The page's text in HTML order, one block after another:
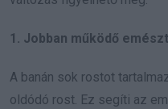
1. Jobban működő
A banán sok rostot
oldódó rost. Ez segíti az